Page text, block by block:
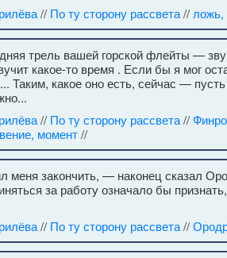
// По ту сторону рассвета//
трель вашей горской флейты —
какое-то время . Если бы я мог
Таким, какое оно есть, сейчас —
// По ту сторону рассвета//
момент//
меня закончить, — наконец сказал
за работу означало бы
// По ту сторону рассвета//